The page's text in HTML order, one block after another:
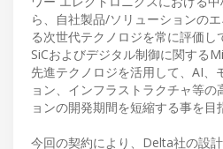
ら、自社製品/ソリューションの
る次世代テクノロジを常に評価
SiCおよびデジタル制御に関する
先進テクノロジを活用して、AI、
ョン、インフラストラクチャ等
ョンの開発期間を短縮する事を目
今回の契約により、Delta社の設